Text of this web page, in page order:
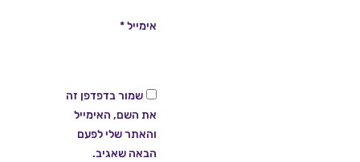
אימייל*
שמור בדפדפן זה
את השם, האימייל
והאתר שלי לפעם
הבאה שאגיב.